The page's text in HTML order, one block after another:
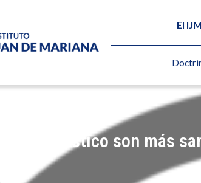
El IJM
de plástico son más